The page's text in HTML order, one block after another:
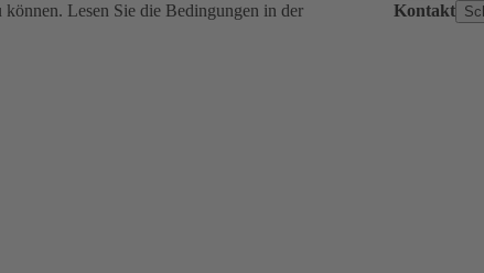
Lesen Sie die Bedingungen in der
Kontakt